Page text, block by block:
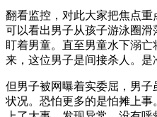
翻看监控，对此大家把焦点重
可以看出男子从孩子游泳圈
盯着男童。直至男童水下溺
来，这位男子是间接杀人。是
但男子被网曝着实委屈，男
状况。恐怕更多的是怕摊上